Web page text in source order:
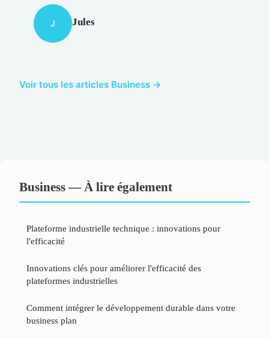
J Jules
Voir tous les articles Business →
Business — À lire également
Plateforme industrielle technique : innovations pour
l'efficacité
Innovations clés pour améliorer l'efficacité des
plateformes industrielles
Comment intégrer le développement durable dans votre
business plan